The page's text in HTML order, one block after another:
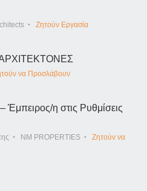
Ζητούν Εργασία
ΑΡΧΙΤΕΚΤΟΝΕΣ
να Προσλάβουν
Έμπειρος/η στις Ρυθμίσεις
NM PROPERTIES
Ζητούν να